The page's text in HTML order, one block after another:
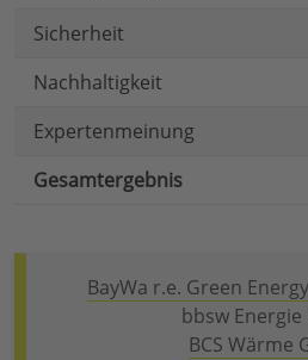
Sicherheit
Nachhaltigkeit
Expertenmeinung
Gesamtergebnis
BayWa r.e. Green
bbsw Energie
BCS Wärme